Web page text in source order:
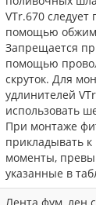
VTr.670 следует
помощью
Запрещается
помощью
скруток. Для
удлинителей
использовать
При монтаже
прикладывать
моменты,
указанные в